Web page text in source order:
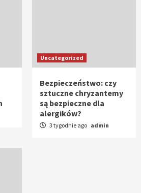
Uncategorized
Bezpieczeństwo: czy
sztuczne chryzantemy
są bezpieczne dla
alergików?
3 tygodnie ago admin